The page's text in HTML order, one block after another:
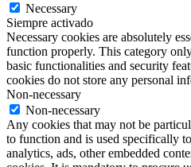
Necessary
Siempre activado
Necessary cookies are absolutely
function properly. This category
basic functionalities and security
cookies do not store any personal
Non-necessary
Non-necessary
Any cookies that may not be
to function and is used specifically
analytics, ads, other embedded